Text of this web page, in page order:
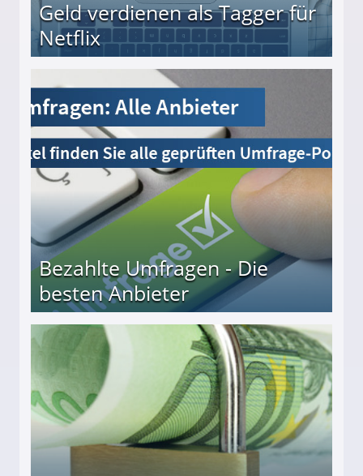
Geld verdienen als Tagger für
Netflix
Bezahlte Umfragen - Die
besten Anbieter